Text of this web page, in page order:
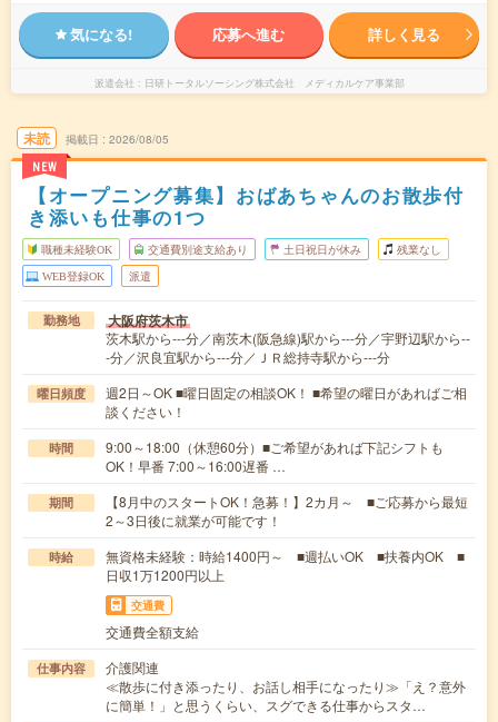
気になる! 応募へ進む 詳しく見る
派遣会社 日研トータルソーシング株式会社 メディカルケア事業部
未読
NEW
掲載日 2026/08/05
【オープニング募集】おばあちゃんのお散歩付
き添いも仕事の1つ
職種未経験OK 交通費別途支給あり 土日祝日が休み 残業なし
WEB登録OK 派遣
勤務地 大阪府茨木市
茨木駅から---分／南茨木(阪急線)駅から---分／宇野辺駅から--
-分／沢良宜駅から---分／ＪＲ総持寺駅から---分
曜日頻度
週2日～OK ■曜日固定の相談OK！ ■希望の曜日があればご相
談ください！
時間
9:00～18:00（休憩60分）■ご希望があれば下記シフトも
OK！早番 7:00～16:00遅番 …
期間
【8月中のスタートOK！急募！】2カ月～ ■ご応募から最短
2～3日後に就業が可能です！
時給
無資格未経験：時給1400円～ ■週払いOK ■扶養内OK ■
日収1万1200円以上
交通費
交通費全額支給
仕事内容
介護関連
≪散歩に付き添ったり、お話し相手になったり≫「え？意外
に簡単！」と思うくらい、スグできる仕事からスタ…